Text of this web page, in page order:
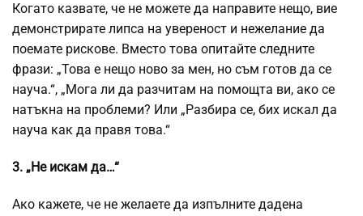
Когато казвате, че не можете да направите нещо, вие
демонстрирате липса на увереност и нежелание да
поемате рискове. Вместо това опитайте следните
фрази: „Това е нещо ново за мен, но съм готов да се
науча.“, „Мога ли да разчитам на помощта ви, ако се
натъкна на проблеми? Или „Разбира се, бих искал да
науча как да правя това.“
3. „Не искам да…“
Ако кажете, че не желаете да изпълните дадена